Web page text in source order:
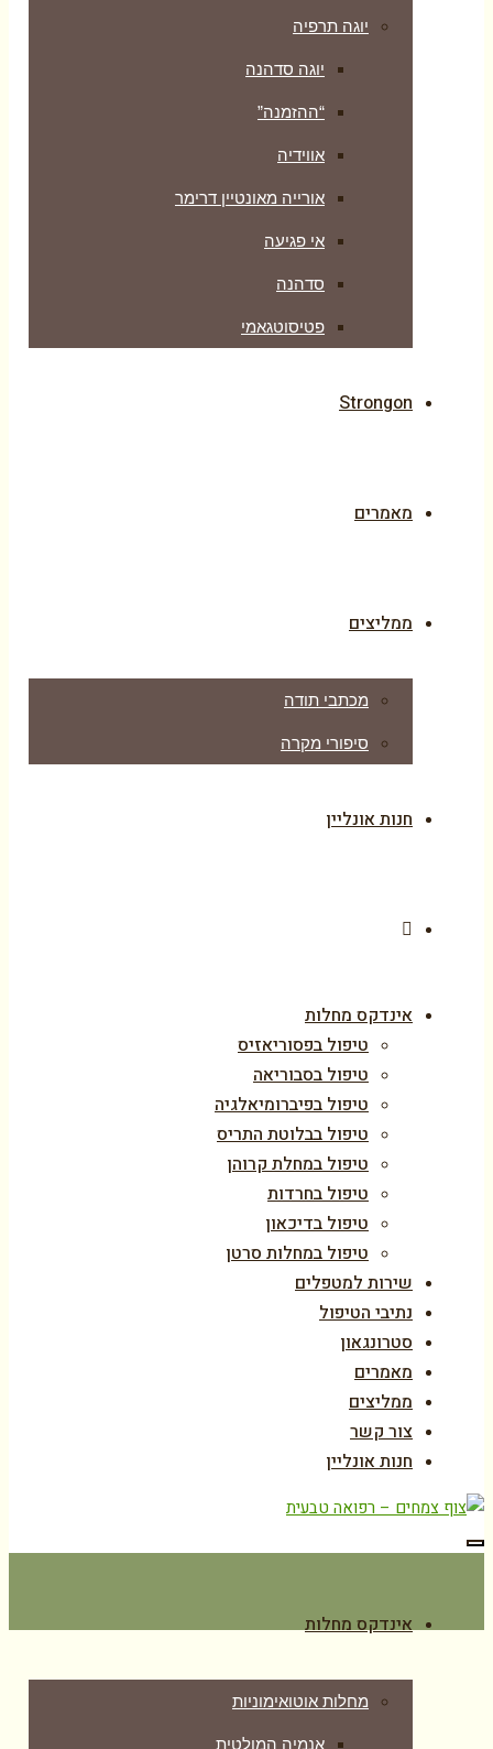
יוגה תרפיה
יוגה סדהנה
“ההזמנה”
אווידיה
אורייה מאונטיין דרימר
אי פגיעה
סדהנה
פטיסוטגאמי
Strongon
מאמרים
ממליצים
מכתבי תודה
סיפורי מקרה
חנות אונליין
אינדקס מחלות
טיפול בפסוריאזיס
טיפול בסבוריאה
טיפול בפיברומיאלגיה
טיפול בבלוטת התריס
טיפול במחלת קרוהן
טיפול בחרדות
טיפול בדיכאון
טיפול במחלות סרטן
שירות למטפלים
נתיבי הטיפול
סטרונגאון
מאמרים
ממליצים
צור קשר
חנות אונליין
תפריט
אינדקס מחלות
מחלות אוטואימוניות
אנמיה המולטית